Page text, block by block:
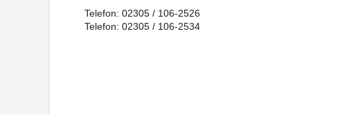
Telefon: 02305 / 106-2526
Telefon: 02305 / 106-2534